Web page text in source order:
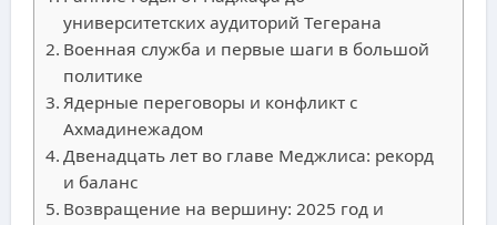
университетских аудиторий Тегерана
Военная служба и первые шаги в большой
политике
Ядерные переговоры и конфликт с
Ахмадинежадом
Двенадцать лет во главе Меджлиса: рекорд
и баланс
Возвращение на вершину: 2025 год и